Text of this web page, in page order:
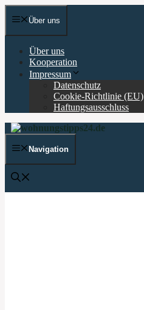
Zum
Inhalt Über uns
Über uns
Kooperation
Impressum
Datenschutz
Cookie-Richtlinie (EU)
Haftungsausschluss
Navigation